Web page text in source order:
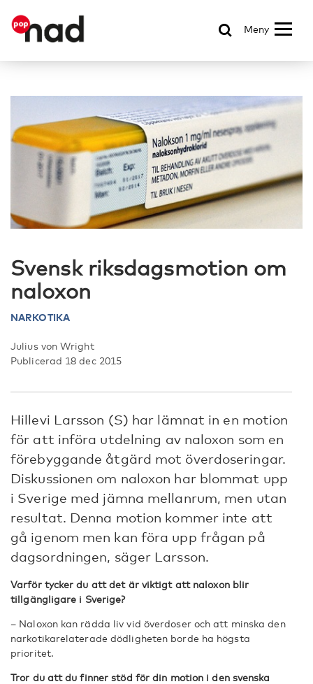
Meny
Svensk riksdagsmotion om
naloxon
NARKOTIKA
Julius von Wright
Publicerad 18 dec 2015
Hillevi Larsson (S) har lämnat in en motion
för att införa utdelning av naloxon som en
förebyggande åtgärd mot överdoseringar.
Diskussionen om naloxon har blommat upp
i Sverige med jämna mellanrum, men utan
resultat. Denna motion kommer inte att
gå igenom men kan föra upp frågan på
dagsordningen, säger Larsson.
Varför tycker du att det är viktigt att naloxon blir
tillgängligare i Sverige?
– Naloxon kan rädda liv vid överdoser och att minska den
narkotikarelaterade dödligheten borde ha högsta
prioritet.
Tror du att du finner stöd för din motion i den svenska